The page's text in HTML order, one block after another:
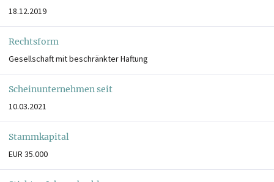
18.12.2019
Rechtsform
Gesellschaft mit beschränkter Haftung
Scheinunternehmen seit
10.03.2021
Stammkapital
EUR 35.000